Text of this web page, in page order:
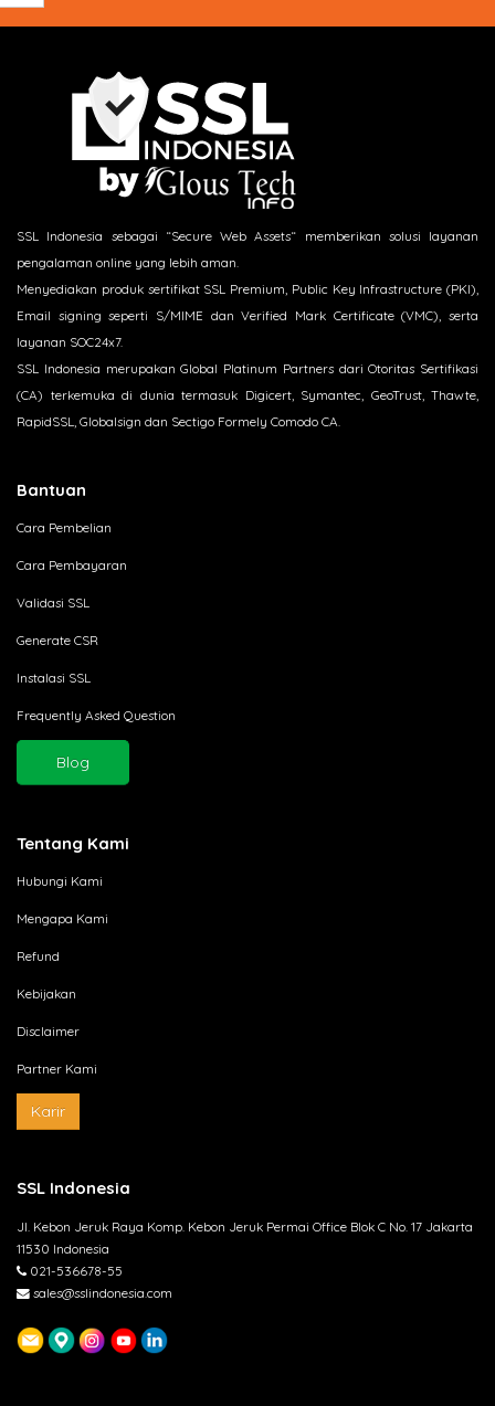
SSL Indonesia sebagai “Secure Web Assets“ memberikan solusi layanan
pengalaman online yang lebih aman.
Menyediakan produk sertifikat SSL Premium, Public Key Infrastructure (PKI),
Email signing seperti S/MIME dan Verified Mark Certificate (VMC), serta
layanan SOC24x7.
SSL Indonesia merupakan Global Platinum Partners dari Otoritas Sertifikasi
(CA) terkemuka di dunia termasuk Digicert, Symantec, GeoTrust, Thawte,
RapidSSL, Globalsign dan Sectigo Formely Comodo CA.
Bantuan
Cara Pembelian
Cara Pembayaran
Validasi SSL
Generate CSR
Instalasi SSL
Frequently Asked Question
Blog
Tentang Kami
Hubungi Kami
Mengapa Kami
Refund
Kebijakan
Disclaimer
Partner Kami
Karir
SSL Indonesia
Jl. Kebon Jeruk Raya Komp. Kebon Jeruk Permai Office Blok C No. 17 Jakarta
11530 Indonesia
021-536678-55
sales@sslindonesia.com